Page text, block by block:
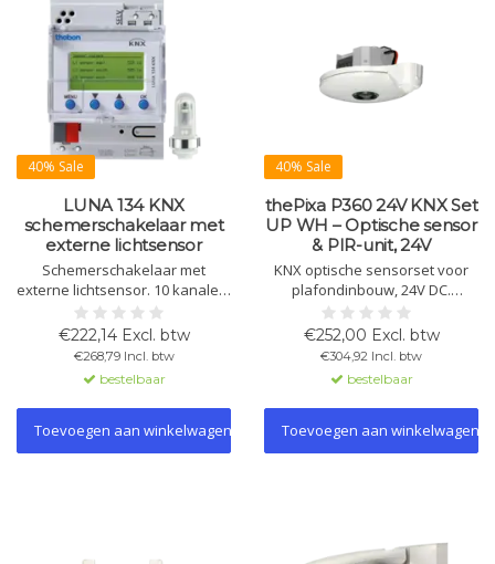
40% Sale
LUNA 134 KNX
schemerschakelaar met
externe lichtsensor
Schemerschakelaar met
externe lichtsensor. 10 kanalen,
4 drempelwaardekanalen, 6
logische kanalen, handmatige
bediening, displayverlichting en
PIN-beveiliging.
€222,14 Excl. btw
€268,79 Incl. btw
bestelbaar
Toevoegen aan winkelwagen
40% Sale
thePixa P360 24V KNX Set
UP WH – Optische sensor
& PIR-unit, 24V
KNX optische sensorset voor
plafondinbouw, 24V DC.
Inclusief optische sensor en
PIR-unit. Rechthoekig
detectiebereik, licht- en
aanwezigheidsregeling,
temperatuursensor.
€252,00 Excl. btw
€304,92 Incl. btw
bestelbaar
Toevoegen aan winkelwagen